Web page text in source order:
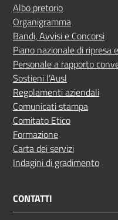
Albo pretorio
Organigramma
Bandi, Avvisi e Concorsi
Piano nazionale di ripresa
Personale a rapporto
Sostieni l’Ausl
Regolamenti aziendali
Comunicati stampa
Comitato Etico
Formazione
Carta dei servizi
Indagini di gradimento
CONTATTI